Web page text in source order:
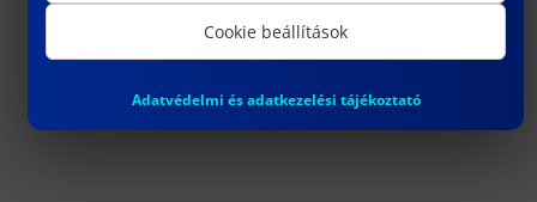
Cookie beállítások
Adatvédelmi és adatkezelési tájékoztató